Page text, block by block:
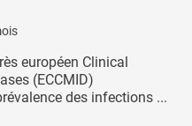
européen Clinical
(ECCMID)
des infections ...